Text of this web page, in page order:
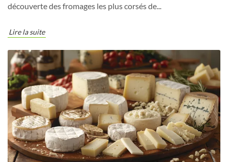
découverte des fromages les plus corsés de...
Lire la suite